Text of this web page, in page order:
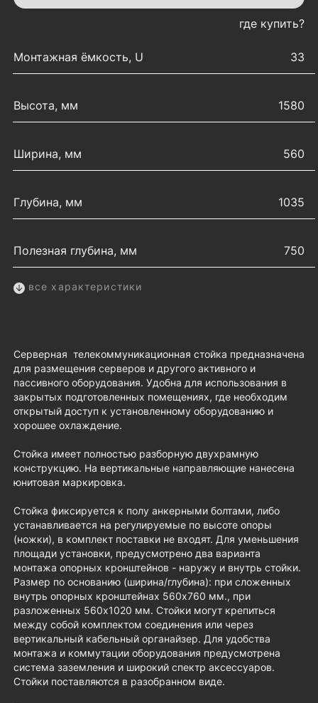
где купить?
Монтажная ёмкость, U
33
Высота, мм 1580
Ширина, мм 560
Глубина, мм 1035
Полезная глубина, мм 750
все характеристики
Серверная телекоммуникационная стойка предназначена
для размещения серверов и другого активного и
пассивного оборудования. Удобна для использования в
закрытых подготовленных помещениях, где необходим
открытый доступ к установленному оборудованию и
хорошее охлаждение.
Стойка имеет полностью разборную двухрамную
конструкцию. На вертикальные направляющие нанесена
юнитовая маркировка.
Стойка фиксируется к полу анкерными болтами, либо
устанавливается на регулируемые по высоте опоры
(ножки), в комплект поставки не входят. Для уменьшения
площади установки, предусмотрено два варианта
монтажа опорных кронштейнов - наружу и внутрь стойки.
Размер по основанию (ширина/глубина): при сложенных
внутрь опорных кронштейнах 560х760 мм., при
разложенных 560х1020 мм. Стойки могут крепиться
между собой комплектом соединения или через
вертикальный кабельный органайзер. Для удобства
монтажа и коммутации оборудования предусмотрена
система заземления и широкий спектр аксессуаров.
Стойки поставляются в разобранном виде.